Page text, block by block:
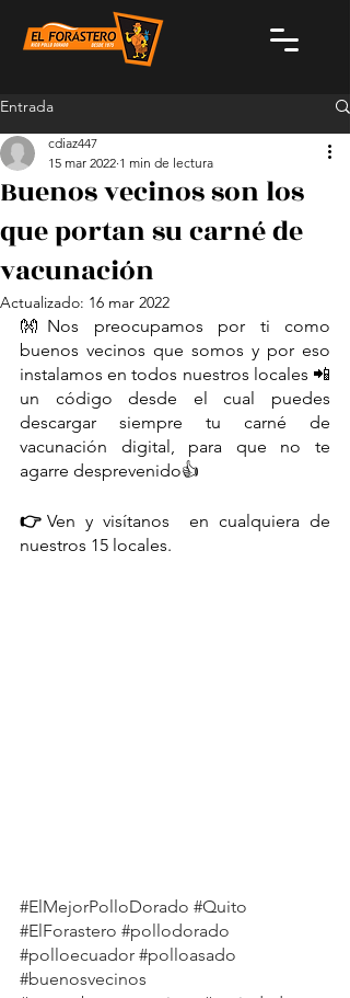
Entrada
Buenos vecinos son los
que portan su carné de
vacunación
cdiaz447
15 mar 2022 1 min de lectura
Actualizado: 16 mar 2022
👐Nos preocupamos por ti como
buenos vecinos que somos y por eso
instalamos en todos nuestros locales 📲
un código desde el cual puedes
descargar siempre tu carné de
vacunación digital, para que no te
agarre desprevenido👍
👉 Ven y visítanos  en cualquiera de
nuestros 15 locales.
#ElMejorPolloDorado #Quito
#ElForastero #pollodorado
#polloecuador #polloasado
#buenosvecinos